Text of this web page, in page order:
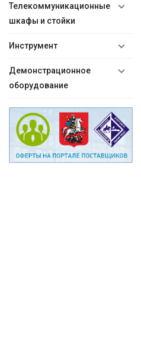
Телекоммуникационные
шкафы и стойки
Инструмент
Демонстрационное
оборудование